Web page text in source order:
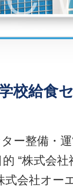
校給食
ー整備・
“株式会
式会社オー